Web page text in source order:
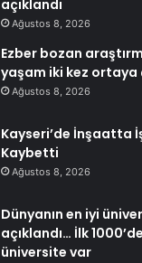
açıklandı
Ağustos 8, 2026
Ezber bozan
yaşam iki kez ortaya
Ağustos 8, 2026
Kayseri’de İnşaatta
Kaybetti
Ağustos 8, 2026
Dünyanın en iyi
açıklandı… İlk
üniversite var